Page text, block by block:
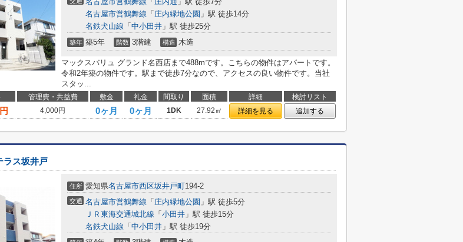
名古屋市営鶴舞線 「 庄内緑地公園 」駅 徒歩14分
名鉄犬山線 「 中小田井 」駅 徒歩25分
築年 築5年 階数 3階建 構造 木造
マックスバリュ グランド名西店まで488mです。こちらの物件はアパートです。
令和2年築の物件です。駅まで徒歩7分なので、アクセスの良い物件です。当社
スタッ...
管理費・共益費 敷金 礼金 間取り 面積 詳細
検討リスト
4,000円 0ヶ月 0ヶ月 1DK 27.92㎡ 詳細を見る 追加する
ラス坂井戸
住所 愛知県名古屋市西区坂井戸町194-2
交通 名古屋市営鶴舞線 「 庄内緑地公園 」駅 徒歩5分
ＪＲ東海交通城北線 「 小田井 」駅 徒歩15分
名鉄犬山線 「 中小田井 」駅 徒歩19分